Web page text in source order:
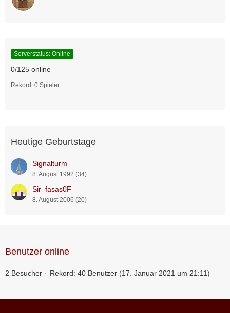
Serverstatus: Online
0/125 online
Rekord: 0 Spieler
Heutige Geburtstage
Signalturm
8. August 1992 (34)
Sir_fasas0F
8. August 2006 (20)
Benutzer online
2 Besucher Rekord: 40 Benutzer (17. Januar 2021 um 21:11)